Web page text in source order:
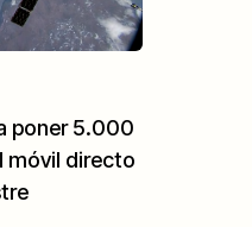
poner 5.000
móvil directo